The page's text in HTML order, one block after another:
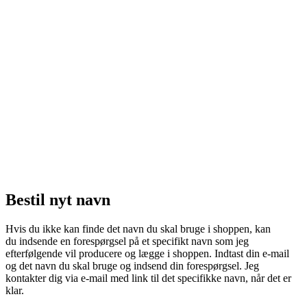
Bestil nyt navn
Hvis du ikke kan finde det navn du skal bruge i shoppen, kan
du indsende en forespørgsel på et specifikt navn som jeg
efterfølgende vil producere og lægge i shoppen. Indtast din e-mail
og det navn du skal bruge og indsend din forespørgsel. Jeg
kontakter dig via e-mail med link til det specifikke navn, når det er
klar.